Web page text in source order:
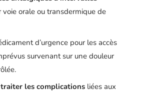
voie orale ou transdermique de
d’urgence pour les accès
survenant sur une douleur
les complications liées aux